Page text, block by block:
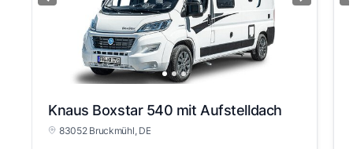
Knaus Boxstar 540 mit Aufstelldach
83052 Bruckmühl, DE